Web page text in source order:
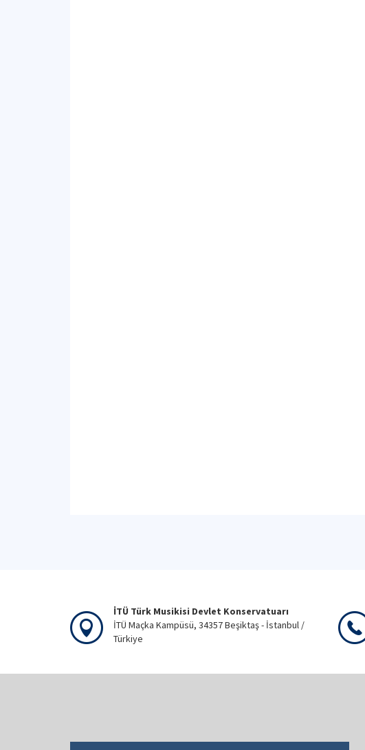
İTÜ Türk Musikisi Devlet Konservatuarı
İTÜ Maçka Kampüsü, 34357 Beşiktaş - İstanbul /
Türkiye